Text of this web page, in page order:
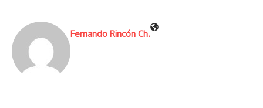
Fernando Rincón Ch.